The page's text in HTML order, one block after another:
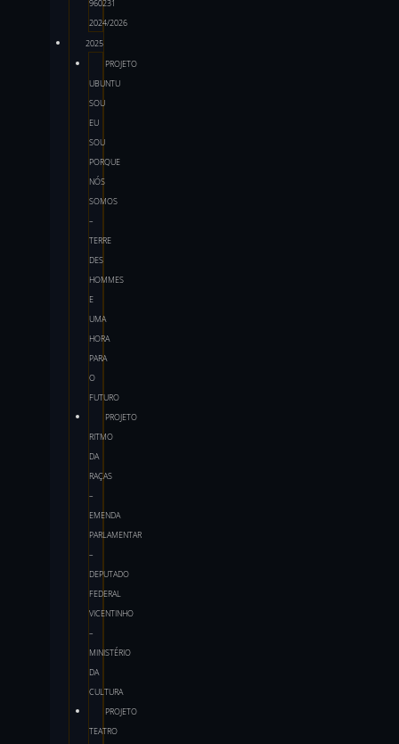
960231
2024/2026
2025
PROJETO
UBUNTU
SOU
EU
SOU
PORQUE
NÓS
SOMOS
–
TERRE
DES
HOMMES
E
UMA
HORA
PARA
O
FUTURO
PROJETO
RITMO
DA
RAÇAS
–
EMENDA
PARLAMENTAR
–
DEPUTADO
FEDERAL
VICENTINHO
–
MINISTÉRIO
DA
CULTURA
PROJETO
TEATRO